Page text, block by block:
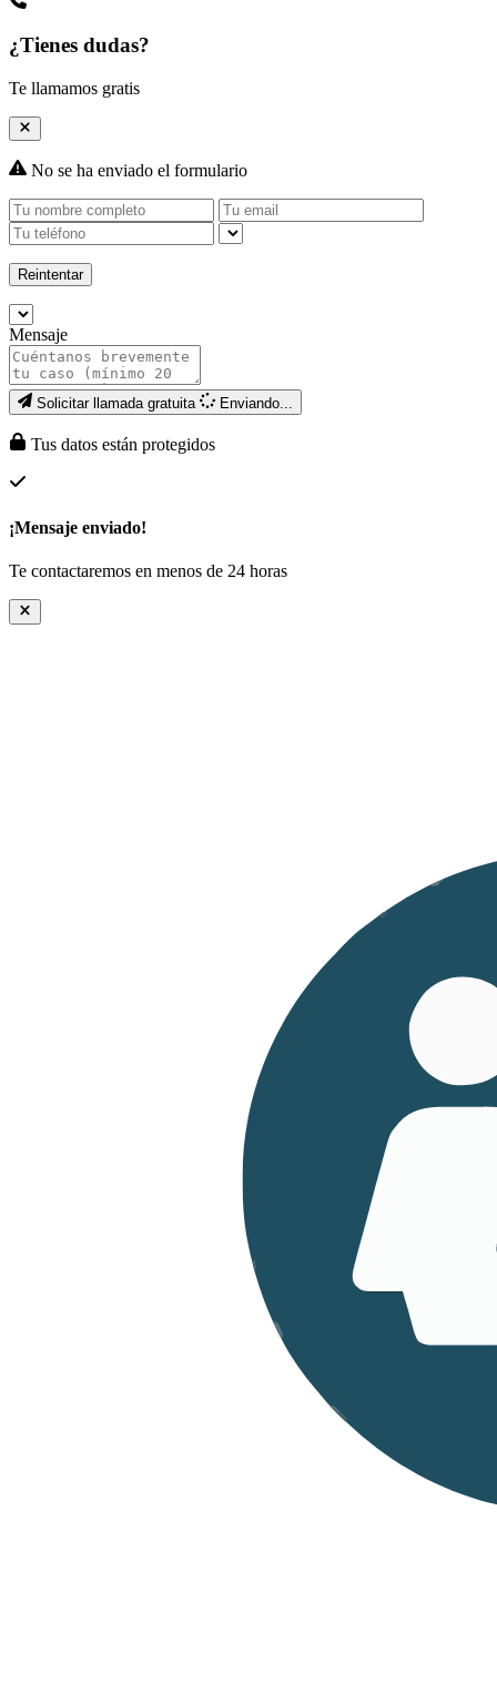
¿Tienes dudas?
Te llamamos gratis
No se ha enviado el formulario
Reintentar
Mensaje
Solicitar llamada gratuita Enviando...
Tus datos están protegidos
¡Mensaje enviado!
Te contactaremos en menos de 24 horas